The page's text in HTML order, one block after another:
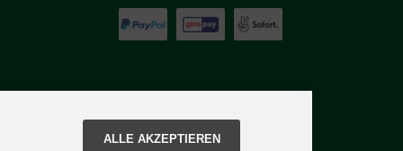
ALLE AKZEPTIEREN